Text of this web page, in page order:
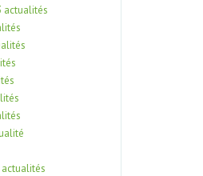
actualités
actualités